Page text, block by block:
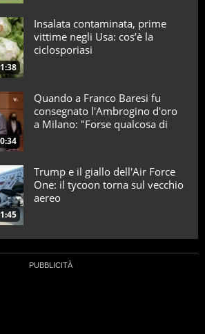
Insalata contaminata, prime
vittime negli Usa: cos’è la
ciclosporiasi
Quando a Franco Baresi fu
consegnato l'Ambrogino d'oro
a Milano: "Forse qualcosa di
Trump e il giallo dell'Air Force
One: il tycoon torna sul vecchio
aereo